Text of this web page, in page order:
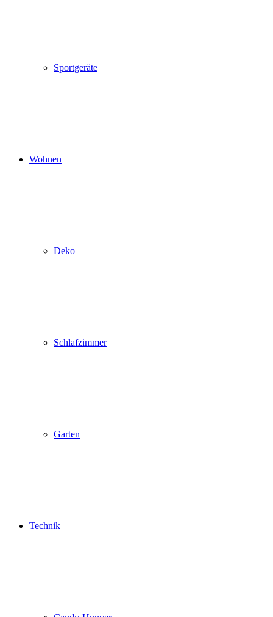
Sportgeräte
Wohnen
Deko
Schlafzimmer
Garten
Technik